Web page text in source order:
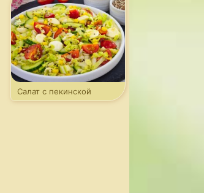
Салат с пекинской